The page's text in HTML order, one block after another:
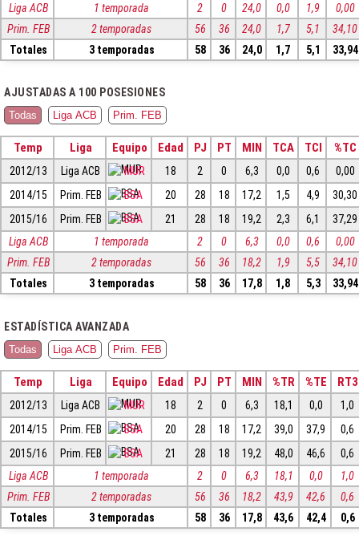
Liga ACB
1 temporada 2 0 24,0 0,0 1,9
0,00
Prim. FEB
2 temporadas 56 36 24,0 1,7 5,1
34,10
Totales
3 temporadas 58 36 24,0 1,7 5,1 33,94
AJUSTADAS A 100 POSESIONES
Todas Liga ACB Prim. FEB
Temp Liga Equipo Edad PJ PT MIN TCA TCI %TC
2012/13 Liga ACB MUR 18 2 0 6,3 0,0 0,6
0,00
2014/15
Prim. FEB BSA 20 28 18 17,2 1,5 4,9
30,30
2015/16
Prim. FEB BSA 21 28 18 19,2 2,3 6,1
37,29
Liga ACB
1 temporada 2 0 6,3 0,0 0,6
0,00
Prim. FEB
2 temporadas 56 36 18,2 1,9 5,5
34,10
Totales
3 temporadas 58 36 17,8 1,8 5,3 33,94
ESTADÍSTICA AVANZADA
Todas Liga ACB Prim. FEB
Temp Liga Equipo Edad PJ PT MIN %TR %TE RT3
2012/13 Liga ACB MUR 18 2 0 6,3 18,1 0,0
1,0
2014/15
Prim. FEB BSA 20 28 18 17,2 39,0 37,9
0,6
2015/16
Prim. FEB BSA 21 28 18 19,2 48,0 46,6
0,6
Liga ACB
1 temporada 2 0 6,3 18,1 0,0
1,0
Prim. FEB
2 temporadas 56 36 18,2 43,9 42,6
0,6
Totales
3 temporadas 58 36 17,8 43,6 42,4 0,6